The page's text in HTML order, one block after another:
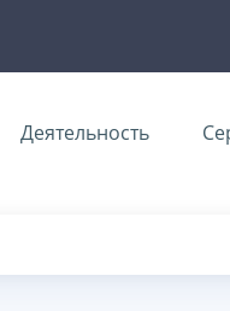
Деятельность